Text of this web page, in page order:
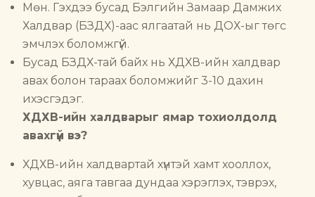
Мөн. Гэхдээ бусад Бэлгийн Замаар Дамжих
Халдвар (БЗДХ)-аас ялгаатай нь ДОХ-ыг төгс
эмчлэх боломжгүй.
Бусад БЗДХ-тай байх нь ХДХВ-ийн халдвар
авах болон тараах боломжийг 3-10 дахин
ихэсгэдэг.
ХДХВ-ийн халдварыг ямар тохиолдолд
авахгүй вэ?
ХДХВ-ийн халдвартай хүнтэй хамт хооллох,
хувцас, аяга тавгаа дундаа хэрэглэх, тэврэх,